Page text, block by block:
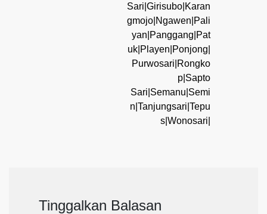
Sari|Girisubo|Karan
gmojo|Ngawen|Pali
yan|Panggang|Pat
uk|Playen|Ponjong|
Purwosari|Rongko
p|Sapto
Sari|Semanu|Semi
n|Tanjungsari|Tepu
s|Wonosari|
Tinggalkan Balasan